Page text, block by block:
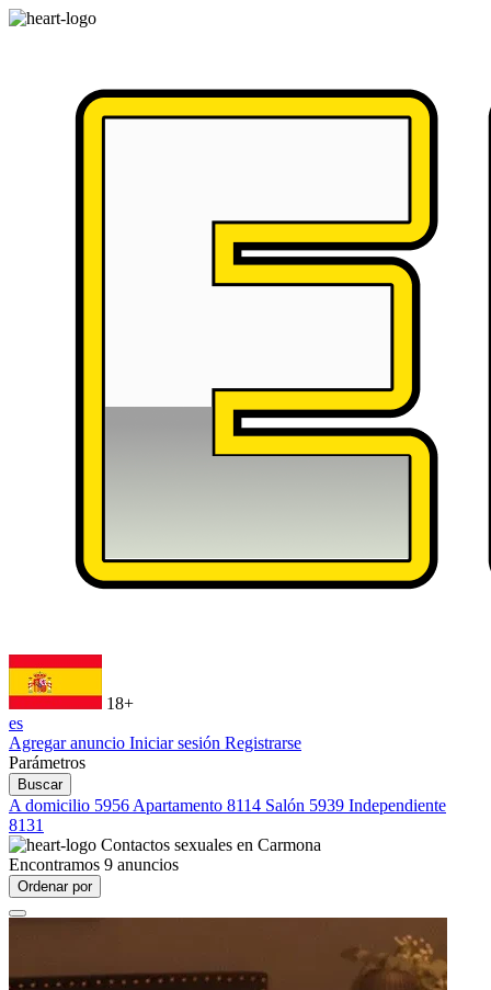
18+
es
Agregar anuncio Iniciar sesión Registrarse
Parámetros
Buscar
A domicilio 5956 Apartamento 8114 Salón 5939 Independiente
8131
Contactos sexuales en Carmona
Encontramos 9 anuncios
Ordenar por